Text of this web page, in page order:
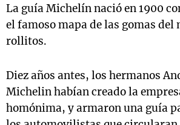
La guía Michelín nació en 1900
el famoso mapa de las gomas del
rollitos.
Diez años antes, los hermanos
Michelin habían creado la
homónima, y armaron una guía